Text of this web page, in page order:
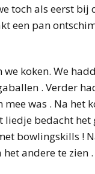
toch als eerst bij
een pan
we koken. We
. Verder
was . Na het
liedje bedacht
bowlingskills !
andere te zien .